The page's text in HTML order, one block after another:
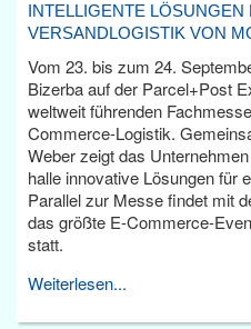
INTELLIGENTE LÖSUNGEN
VERSANDLOGISTIK VON
Vom 23. bis zum 24.
Bizerba auf der Parcel+Post
weltweit führenden
Commerce-Logistik.
Weber zeigt das
halle innovative Lösungen für
Parallel zur Messe findet mit
das größte E-Commerce-
statt.
Weiterlesen...